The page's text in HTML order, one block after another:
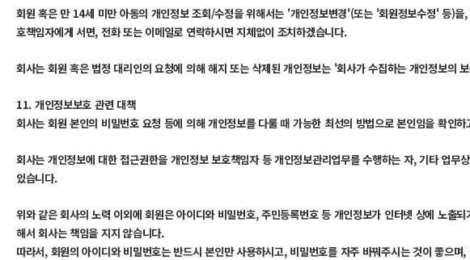
회원 혹은 만 14세 미만 아동의 개인정보 조회/수정을 위해서는 '개인정보변경'(또는 '회원정보수정' 등)
호책임자에게 서면, 전화 또는 이메일로 연락하시면 지체없이 조치하겠습니다.
회사는 회원 혹은 법정 대리인의 요청에 의해 해지 또는 삭제된 개인정보는 '회사가 수집하는 개인정보
11. 개인정보보호 관련 대책
회사는 회원 본인의 비밀번호 요청 등에 의해 개인정보를 다룰 때 가능한 최선의 방법으로 본인임을 확인
회사는 개인정보에 대한 접근권한을 개인정보 보호책임자 등 개인정보관리업무를 수행하는 자, 기타 업
있습니다.
위와 같은 회사의 노력 이외에 회원은 아이디와 비밀번호, 주민등록번호 등 개인정보가 인터넷 상에 노출
해서 회사는 책임을 지지 않습니다.
따라서, 회원의 아이디와 비밀번호는 반드시 본인만 사용하시고, 비밀번호를 자주 바꿔주시는 것이 좋으